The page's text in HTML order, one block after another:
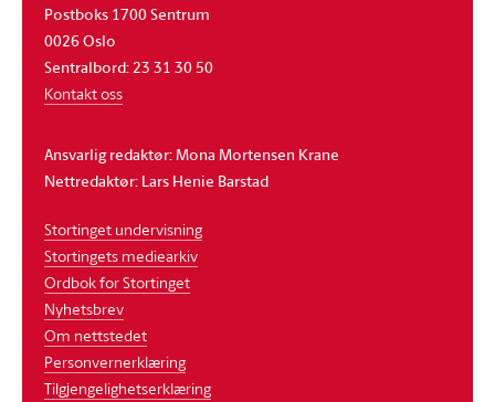
Postboks 1700 Sentrum
0026 Oslo
Sentralbord: 23 31 30 50
Kontakt oss
Ansvarlig redaktør: Mona Mortensen Krane
Nettredaktør: Lars Henie Barstad
Stortinget undervisning
Stortingets mediearkiv
Ordbok for Stortinget
Nyhetsbrev
Om nettstedet
Personvernerklæring
Tilgjengelighetserklæring